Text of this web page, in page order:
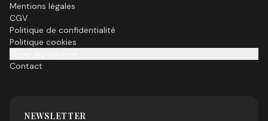
Mentions légales
CGV
Politique de confidentialité
Politique cookies
Contact
NEWSLETTER